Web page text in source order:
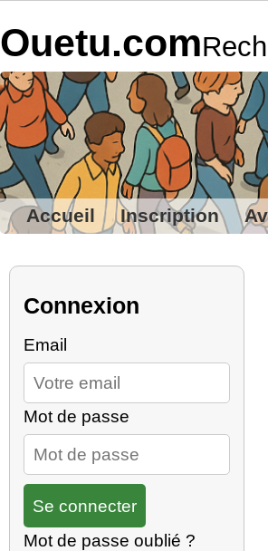
Ouetu.com
Accueil Inscription
Connexion
Email
Mot de passe
Mot de passe oublié ?